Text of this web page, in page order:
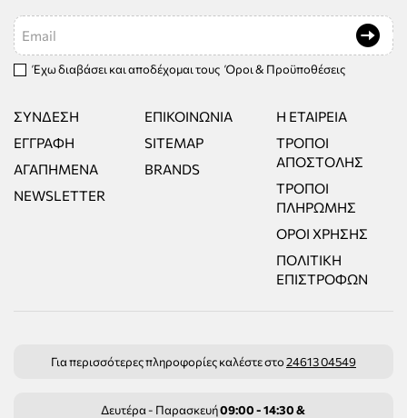
Email
Έχω διαβάσει και αποδέχομαι τους Όροι & Προϋποθέσεις
ΣΎΝΔΕΣΗ
ΕΓΓΡΑΦΉ
ΑΓΑΠΗΜΈΝΑ
NEWSLETTER
ΕΠΙΚΟΙΝΩΝΊΑ
SITEMAP
BRANDS
Η ΕΤΑΙΡΕΊΑ
ΤΡΌΠΟΙ
ΑΠΟΣΤΟΛΉΣ
ΤΡΌΠΟΙ
ΠΛΗΡΩΜΉΣ
ΌΡΟΙ ΧΡΉΣΗΣ
ΠΟΛΙΤΙΚΉ
ΕΠΙΣΤΡΟΦΏΝ
Για περισσότερες πληροφορίες καλέστε στο24613 04549
Δευτέρα - Παρασκευή09:00 - 14:30 &